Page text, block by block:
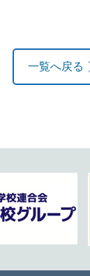
一覧へ戻る